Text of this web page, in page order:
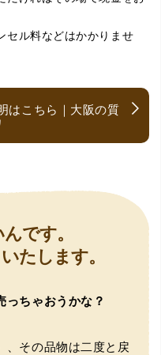
したが、対応の方があ
、やめました。こちら
ので、こちらでお売り
はありがとうございま
く、また中古市場の仕
す。鑑別も素早く驚き
(楽器等、様々なジャン
)
セル料などはかかりませ
はこちら｜大阪の質
です。
たします。
ちゃおうかな？
、その品物は二度と戻